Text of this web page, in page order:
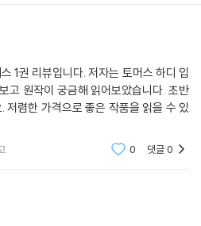
1권 리뷰입니다. 저자는 토머스 하디 입
고 원작이 궁금해 읽어보았습니다. 초반
저렴한 가격으로 좋은 작품을 읽을 수 있
0 댓글0